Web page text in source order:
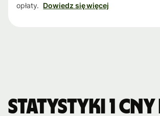
opłaty. Dowiedz się więcej
Statystyki 1 CNY